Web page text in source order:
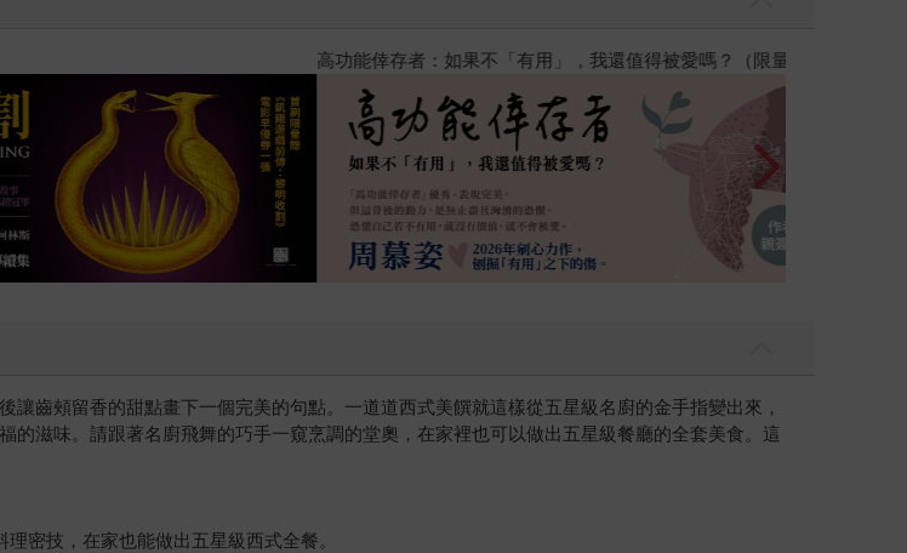
高功能倖存者：
齒頰留香的甜點畫下一個完美的句點。一道道西式美饌就這樣從五星級名廚的金手指變出來，
滋味。請跟著名廚飛舞的巧手一窺烹調的堂奧，在家裡也可以做出五星級餐廳的全套美食。這
密技，在家也能做出五星級西式全餐。